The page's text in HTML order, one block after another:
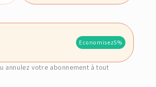
Economisez5%
annulez votre abonnement à tout